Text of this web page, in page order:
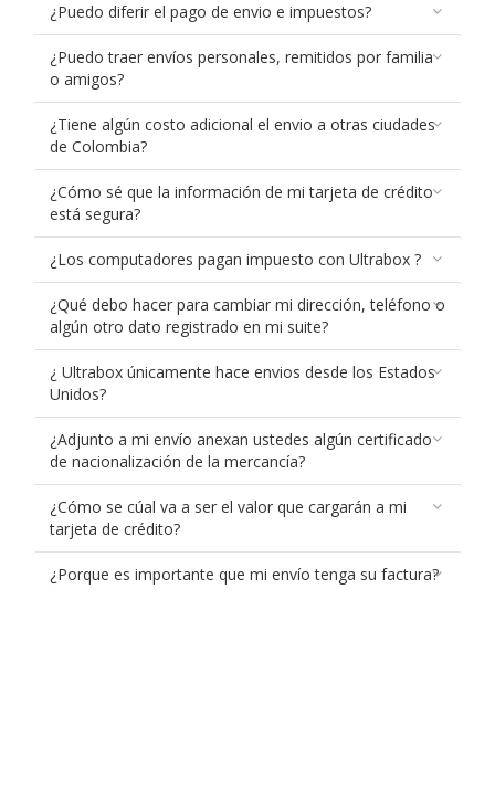
¿Puedo diferir el pago de envio e impuestos?
¿Puedo traer envíos personales, remitidos por familia
o amigos?
¿Tiene algún costo adicional el envio a otras ciudades
de Colombia?
¿Cómo sé que la información de mi tarjeta de crédito
está segura?
¿Los computadores pagan impuesto con Ultrabox ?
¿Qué debo hacer para cambiar mi dirección, teléfono o
algún otro dato registrado en mi suite?
¿ Ultrabox únicamente hace envios desde los Estados
Unidos?
¿Adjunto a mi envío anexan ustedes algún certificado
de nacionalización de la mercancía?
¿Cómo se cúal va a ser el valor que cargarán a mi
tarjeta de crédito?
¿Porque es importante que mi envío tenga su factura?